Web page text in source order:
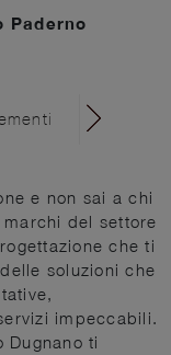
Paderno
e non sai a chi
del settore
che ti
soluzioni che
impeccabili.
Dugnano ti